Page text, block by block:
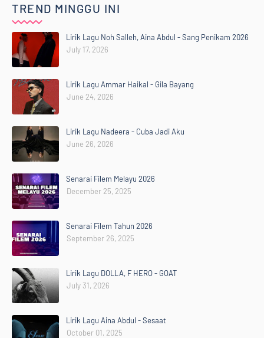
TREND MINGGU INI
Lirik Lagu Noh Salleh, Aina Abdul - Sang Penikam 2026
July 17, 2026
Lirik Lagu Ammar Haikal - Gila Bayang
June 24, 2026
Lirik Lagu Nadeera - Cuba Jadi Aku
June 26, 2026
Senarai Filem Melayu 2026
December 25, 2025
Senarai Filem Tahun 2026
September 26, 2025
Lirik Lagu DOLLA, F HERO - GOAT
July 31, 2026
Lirik Lagu Aina Abdul - Sesaat
October 01, 2025